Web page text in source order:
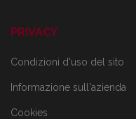
PRIVACY
Condizioni d'uso del sito
Informazione sull'azienda
Cookies